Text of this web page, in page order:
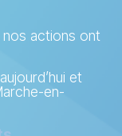
nos actions ont
et
en-